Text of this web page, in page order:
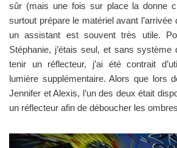
sûr (mais une fois sur place la donne
surtout prépare le matériel avant l’arrivée
un assistant est souvent très utile.
Stéphanie, j’étais seul, et sans système
tenir un réflecteur, j’ai été contrait
lumière supplémentaire. Alors que lors
Jennifer et Alexis, l’un des deux était
un réflecteur afin de déboucher les